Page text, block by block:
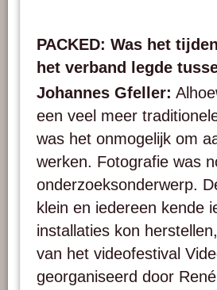
PACKED: Was het
het verband legde
Johannes Gfeller:
een veel meer
was het onmogelijk om
werken. Fotografie was
onderzoeksonderwerp.
klein en iedereen kende
installaties kon
van het videofestival
georganiseerd door